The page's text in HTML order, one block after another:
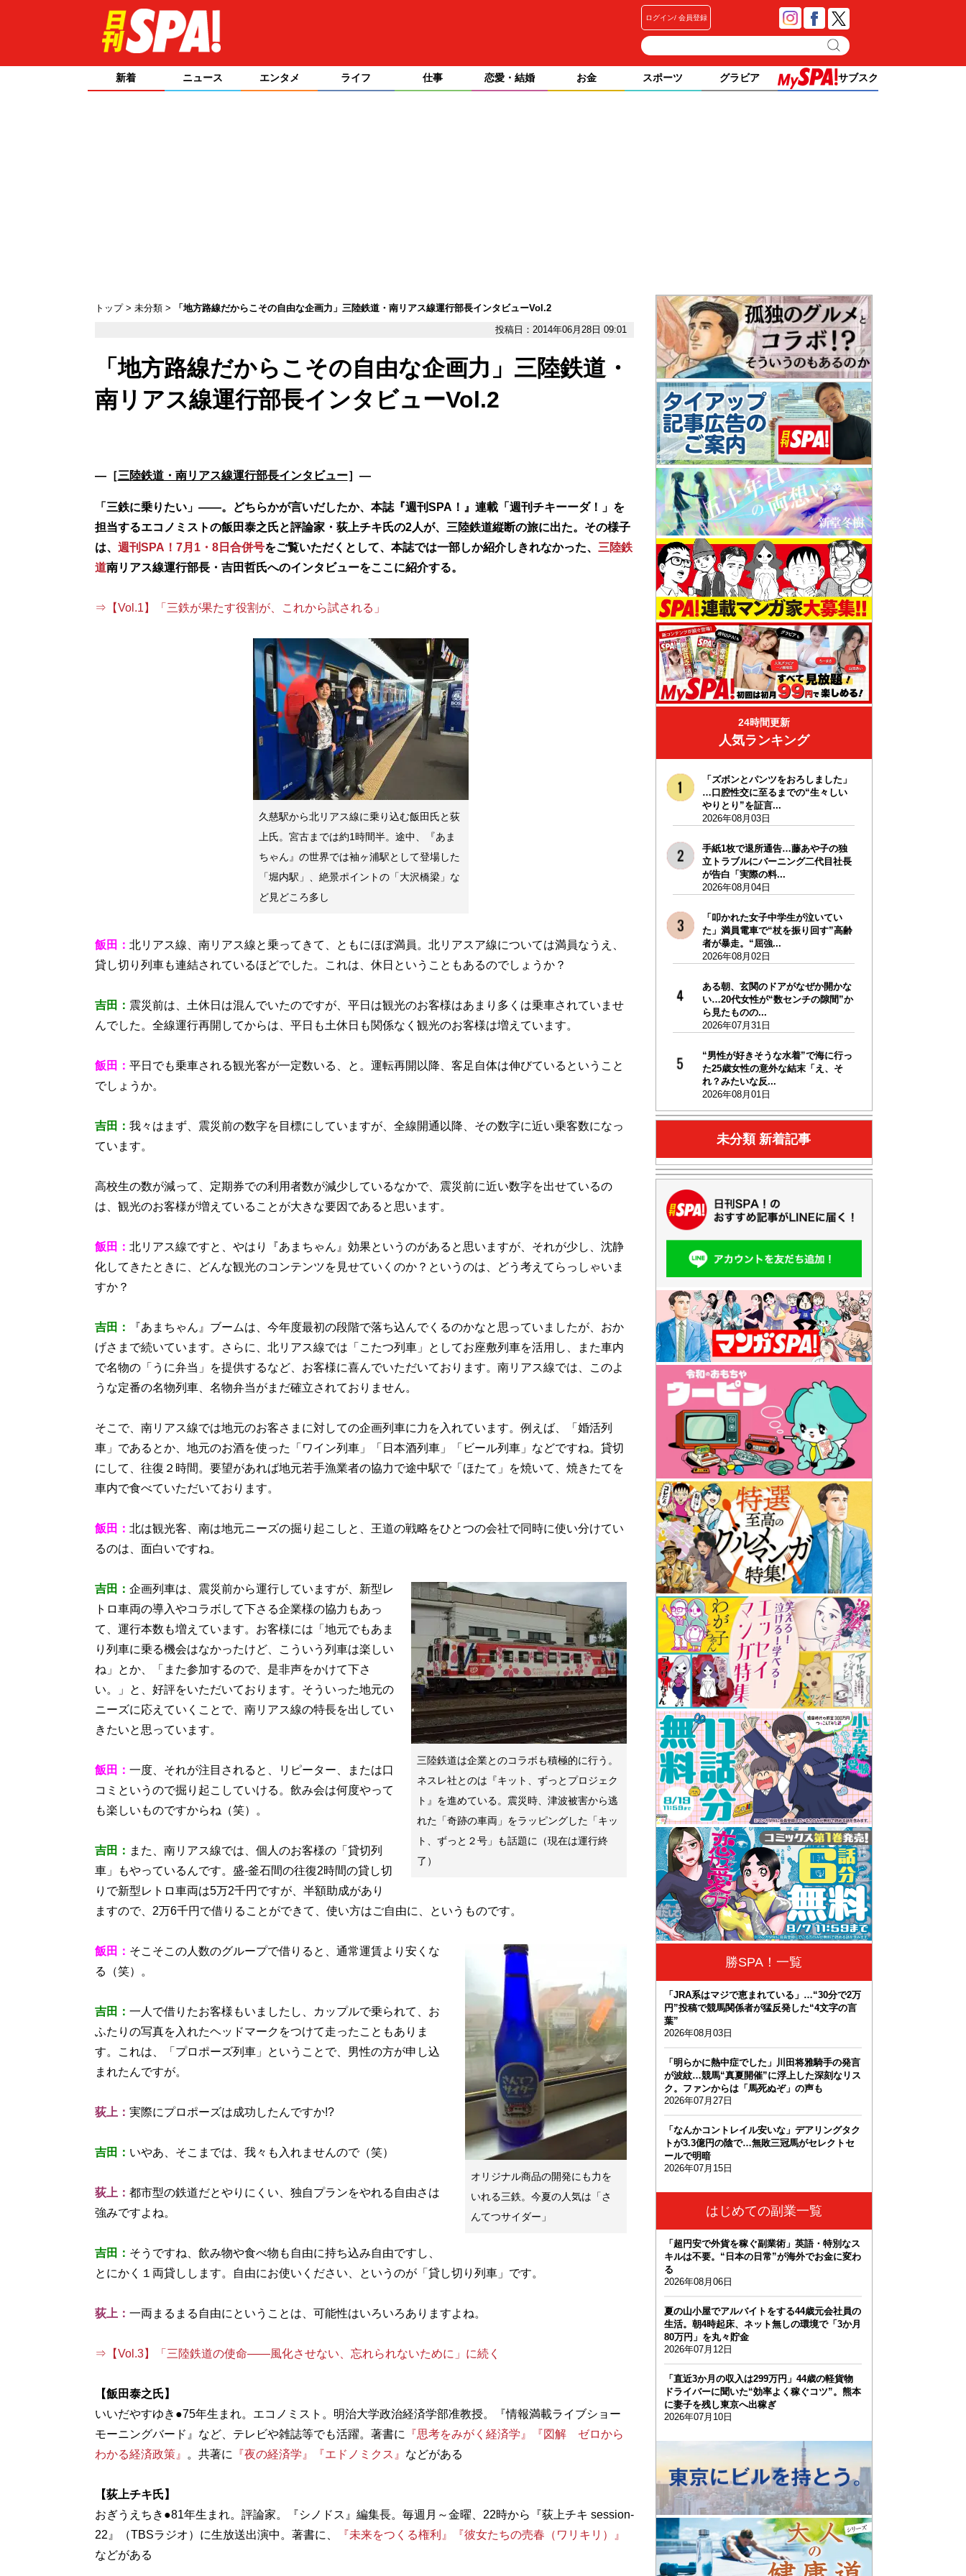
ログイン 会員登録
新着 ニュース エンタメ ライフ 仕事 恋愛・結婚 お金 スポーツ グラビア サブスク
トップ 未分類
「地方路線だからこその自由な企画力」三陸鉄道・南リアス線運行部長インタビューVol.2
投稿日：2014年06月28日 09:01
「地方路線だからこその自由な企画力」三陸鉄道・
南リアス線運行部長インタビューVol.2
―［三陸鉄道・南リアス線運行部長インタビュー］―
「三鉄に乗りたい」――。どちらかが言いだしたか、本誌『週刊SPA！』連載「週刊チキーーダ！」を
担当するエコノミストの飯田泰之氏と評論家・荻上チキ氏の2人が、三陸鉄道縦断の旅に出た。その様子
は、 週刊SPA！7月1・8日合併号をご覧いただくとして、本誌では一部しか紹介しきれなかった、 三陸鉄
道南リアス線運行部長・吉田哲氏へのインタビューをここに紹介する。
⇒【Vol.1】「三鉄が果たす役割が、これから試される」
久慈駅から北リアス線に乗り込む飯田氏と荻
上氏。宮古までは約1時間半。途中、『あま
ちゃん』の世界では袖ヶ浦駅として登場した
「堀内駅」、絶景ポイントの「大沢橋梁」な
ど見どころ多し
飯田： 北リアス線、南リアス線と乗ってきて、ともにほぼ満員。北リアスア線については満員なうえ、
貸し切り列車も連結されているほどでした。これは、休日ということもあるのでしょうか？
吉田： 震災前は、土休日は混んでいたのですが、平日は観光のお客様はあまり多くは乗車されていませ
んでした。全線運行再開してからは、平日も土休日も関係なく観光のお客様は増えています。
飯田： 平日でも乗車される観光客が一定数いる、と。運転再開以降、客足自体は伸びているということ
でしょうか。
吉田： 我々はまず、震災前の数字を目標にしていますが、全線開通以降、その数字に近い乗客数になっ
ています。
高校生の数が減って、定期券での利用者数が減少しているなかで、震災前に近い数字を出せているの
は、観光のお客様が増えていることが大きな要因であると思います。
飯田： 北リアス線ですと、やはり『あまちゃん』効果というのがあると思いますが、それが少し、沈静
化してきたときに、どんな観光のコンテンツを見せていくのか？というのは、どう考えてらっしゃいま
すか？
吉田：
『あまちゃん』ブームは、今年度最初の段階で落ち込んでくるのかなと思っていましたが、おか
げさまで続いています。さらに、北リアス線では「こたつ列車」としてお座敷列車を活用し、また車内
で名物の「うに弁当」を提供するなど、お客様に喜んでいただいております。南リアス線では、このよ
うな定番の名物列車、名物弁当がまだ確立されておりません。
そこで、南リアス線では地元のお客さまに対しての企画列車に力を入れています。例えば、「婚活列
車」であるとか、地元のお酒を使った「ワイン列車」「日本酒列車」「ビール列車」などですね。貸切
にして、往復２時間。要望があれば地元若手漁業者の協力で途中駅で「ほたて」を焼いて、焼きたてを
車内で食べていただいております。
飯田： 北は観光客、南は地元ニーズの掘り起こしと、王道の戦略をひとつの会社で同時に使い分けてい
るのは、面白いですね。
三陸鉄道は企業とのコラボも積極的に行う。
ネスレ社とのは『キット、ずっとプロジェク
ト』を進めている。震災時、津波被害から逃
れた「奇跡の車両」をラッピングした「キッ
ト、ずっと２号」も話題に（現在は運行終
了）
吉田： 企画列車は、震災前から運行していますが、新型レ
トロ車両の導入やコラボして下さる企業様の協力もあっ
て、運行本数も増えています。お客様には「地元でもあま
り列車に乗る機会はなかったけど、こういう列車は楽しい
ね」とか、「また参加するので、是非声をかけて下さ
い。」と、好評をいただいております。そういった地元の
ニーズに応えていくことで、南リアス線の特長を出してい
きたいと思っています。
飯田： 一度、それが注目されると、リピーター、または口
コミというので掘り起こしていける。飲み会は何度やって
も楽しいものですからね（笑）。
吉田： また、南リアス線では、個人のお客様の「貸切列
車」もやっているんです。盛‐釜石間の往復2時間の貸し切
りで新型レトロ車両は5万2千円ですが、半額助成があり
ますので、2万6千円で借りることができて、使い方はご自由に、というものです。
オリジナル商品の開発にも力を
いれる三鉄。今夏の人気は「さ
んてつサイダー」
飯田： そこそこの人数のグループで借りると、通常運賃より安くな
る（笑）。
吉田： 一人で借りたお客様もいましたし、カップルで乗られて、お
ふたりの写真を入れたヘッドマークをつけて走ったこともありま
す。これは、「プロポーズ列車」ということで、男性の方が申し込
まれたんですが。
荻上： 実際にプロポーズは成功したんですか!?
吉田： いやあ、そこまでは、我々も入れませんので（笑）
荻上： 都市型の鉄道だとやりにくい、独自プランをやれる自由さは
強みですよね。
吉田： そうですね、飲み物や食べ物も自由に持ち込み自由ですし、
とにかく１両貸しします。自由にお使いください、というのが「貸し切り列車」です。
荻上： 一両まるまる自由にということは、可能性はいろいろありますよね。
⇒【Vol.3】「三陸鉄道の使命――風化させない、忘れられないために」に続く
【飯田泰之氏】
いいだやすゆき●75年生まれ。エコノミスト。明治大学政治経済学部准教授。『情報満載ライブショー
モーニングバード』など、テレビや雑誌等でも活躍。著書に 『思考をみがく経済学』
『図解 ゼロから
わかる経済政策』
。共著に 『夜の経済学』 『エドノミクス』 などがある
【荻上チキ氏】
おぎうえちき●81年生まれ。評論家。『シノドス』編集長。毎週月～金曜、22時から『荻上チキ session-
22』（TBSラジオ）に生放送出演中。著書に、
『未来をつくる権利』
『彼女たちの売春（ワリキリ）』
などがある
24時間更新
人気ランキング
「ズボンとパンツをおろしました」
…口腔性交に至るまでの“生々しい
やりとり”を証言...
2026年08月03日
手紙1枚で退所通告…藤あや子の独
立トラブルにバーニング二代目社長
が告白「実際の料...
2026年08月04日
「叩かれた女子中学生が泣いてい
た」満員電車で“杖を振り回す”高齢
者が暴走。“屈強...
2026年08月02日
ある朝、玄関のドアがなぜか開かな
い…20代女性が“数センチの隙間”か
ら見たものの...
2026年07月31日
“男性が好きそうな水着”で海に行っ
た25歳女性の意外な結末「え、そ
れ？みたいな反...
2026年08月01日
未分類 新着記事
勝SPA！一覧
「JRA系はマジで恵まれている」…“30分で2万
円”投稿で競馬関係者が猛反発した“4文字の言
葉”
2026年08月03日
「明らかに熱中症でした」川田将雅騎手の発言
が波紋…競馬“真夏開催”に浮上した深刻なリス
ク。ファンからは「馬死ぬぞ」の声も
2026年07月27日
「なんかコントレイル安いな」デアリングタク
トが3.3億円の陰で…無敗三冠馬がセレクトセ
ールで明暗
2026年07月15日
はじめての副業一覧
「超円安で外貨を稼ぐ副業術」英語・特別なス
キルは不要。“日本の日常”が海外でお金に変わ
る
2026年08月06日
夏の山小屋でアルバイトをする44歳元会社員の
生活。朝4時起床、ネット無しの環境で「3か月
80万円」を丸々貯金
2026年07月12日
「直近3か月の収入は299万円」44歳の軽貨物
ドライバーに聞いた“効率よく稼ぐコツ”。熊本
に妻子を残し東京へ出稼ぎ
2026年07月10日